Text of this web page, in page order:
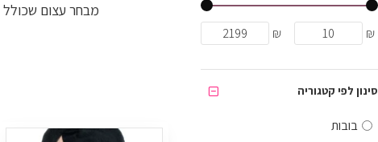
₪
₪
סינון לפי קטגוריה
בובות
מבחר עצום שכולל